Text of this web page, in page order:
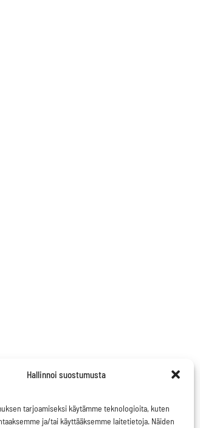
Hallinnoi suostumusta
tarjoamiseksi käytämme teknologioita, kuten
ja/tai käyttääksemme laitetietoja. Näiden